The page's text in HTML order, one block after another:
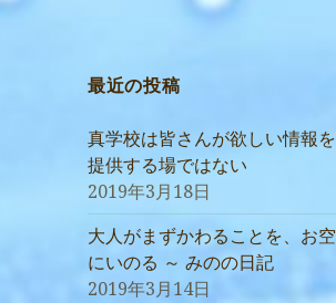
展
最近の投稿
真学校は皆さんが欲しい情報を
提供する場ではない
2019年3月18日
大人がまずかわることを、お空
にいのる ～ みのの日記
2019年3月14日